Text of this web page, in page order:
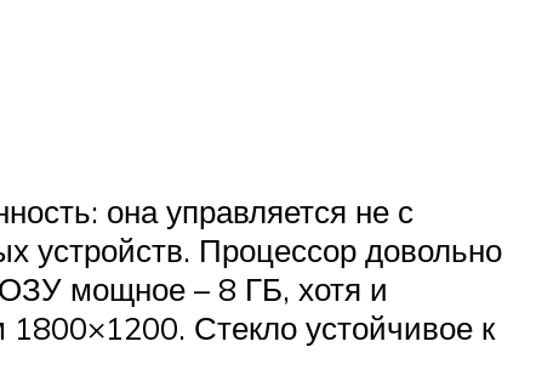
она управляется не с
устройств. Процессор довольно
мощное – 8 ГБ, хотя и
Стекло устойчивое к